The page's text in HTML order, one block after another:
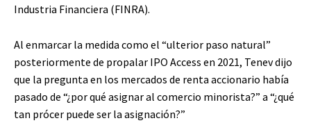
Industria Financiera (FINRA).
Al enmarcar la medida como el “ulterior paso natural”
posteriormente de propalar IPO Access en 2021, Tenev dijo
que la pregunta en los mercados de renta accionario había
pasado de “¿por qué asignar al comercio minorista?” a “¿qué
tan prócer puede ser la asignación?”